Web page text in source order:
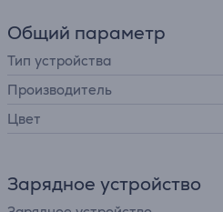
Общий параметр
Тип устройства
Производитель
Цвет
Зарядное устройство